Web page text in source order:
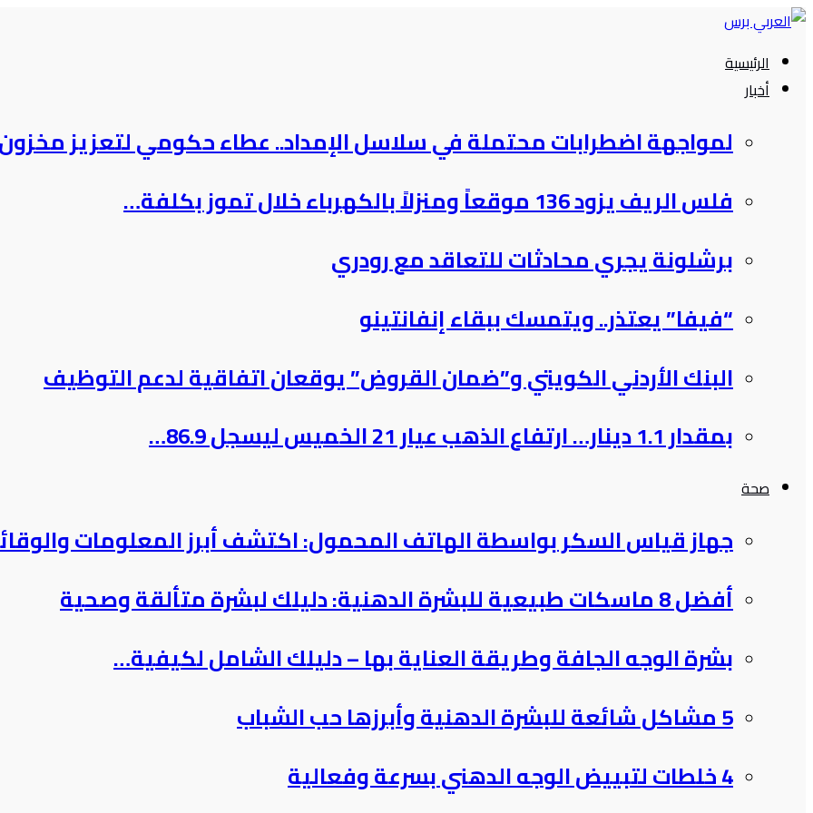
التجاوز
المحتوىالرئيسية
أخبار
لمواجهة اضطرابات محتملة في سلاسل الإمداد.. عطاء حكومي لتعزيز
فلس الريف يزود 136 موقعاً ومنزلاً بالكهرباء خلال تموز بكلفة…
برشلونة يجري محادثات للتعاقد مع رودري
“فيفا” يعتذر.. ويتمسك ببقاء إنفانتينو
البنك الأردني الكويتي و”ضمان القروض” يوقعان اتفاقية لدعم التوظيف
بمقدار 1.1 دينار… ارتفاع الذهب عيار 21 الخميس ليسجل 86.9…
صحة
جهاز قياس السكر بواسطة الهاتف المحمول: اكتشف أبرز المعلومات
أفضل 8 ماسكات طبيعية للبشرة الدهنية: دليلك لبشرة متألقة وصحية
بشرة الوجه الجافة وطريقة العناية بها – دليلك الشامل لكيفية…
5 مشاكل شائعة للبشرة الدهنية وأبرزها حب الشباب
4 خلطات لتبييض الوجه الدهني بسرعة وفعالية